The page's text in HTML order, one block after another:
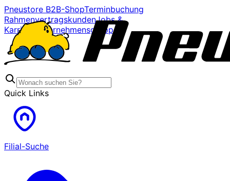
Pneustore B2B-ShopTerminbuchung
RahmenvertragskundenJobs &
Karriere
Unternehmensgruppe
Quick Links
Filial-Suche